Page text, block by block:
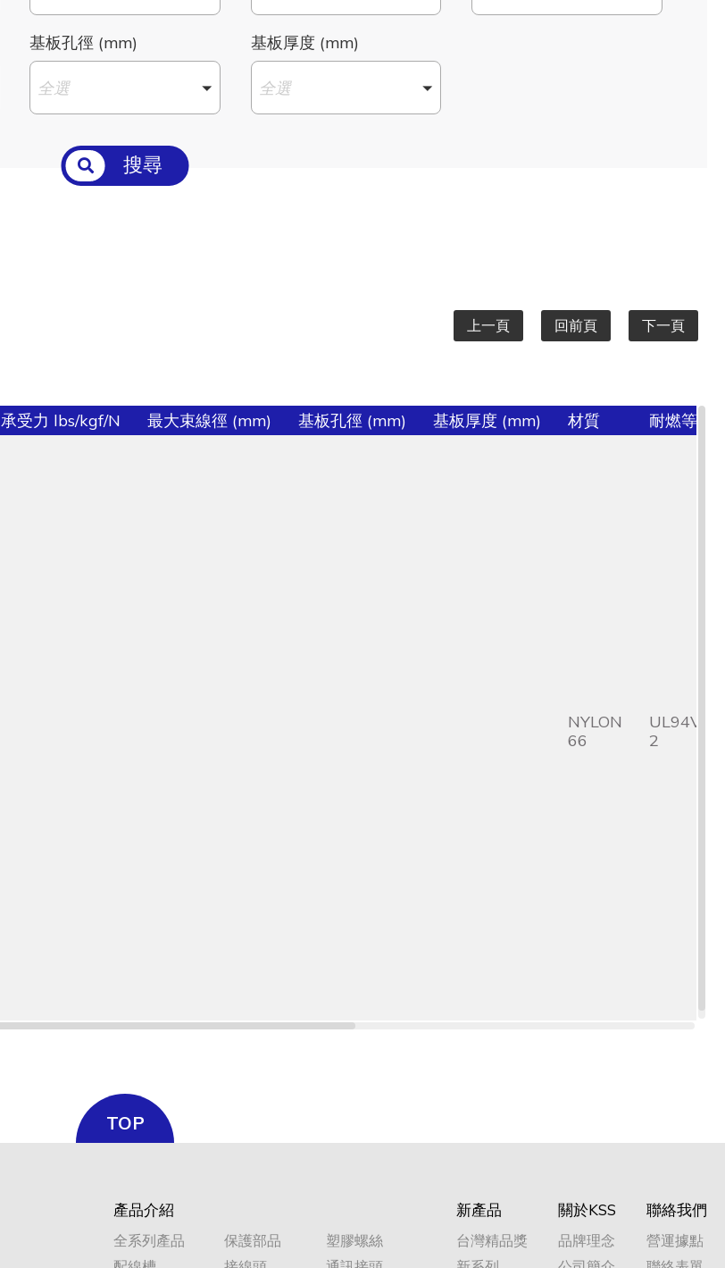
基板孔徑 (mm)
全選
基板厚度 (mm)
全選
搜尋
上一頁 回前頁 下一頁
承受力 lbs/kgf/N 最大束線徑 (mm) 基板孔徑 (mm) 基板厚度 (mm) 材質 耐燃等級
NYLON
66
UL94V-
2
TOP
產品介紹
全系列產品
保護部品
塑膠螺絲
新產品
台灣精品獎
關於KSS
品牌理念
聯絡我們
營運據點